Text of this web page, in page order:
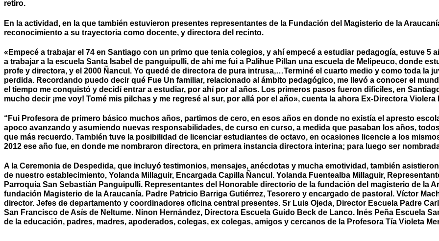
retiro.
En la actividad, en la que también estuvieron presentes representantes de la Fundación del Magisterio de la
reconocimiento a su trayectoria como docente, y directora del recinto.
«Empecé a trabajar el 74 en Santiago con un primo que tenia colegios, y ahí empecé a estudiar pedagogía, estuve 5
a trabajar a la escuela Santa Isabel de panguipulli, de ahí me fui a Palihue Pillan una escuela de Melipeuco, donde
profe y directora, y el 2000 Ñancul. Yo quedé de directora de pura intrusa,…Terminé el cuarto medio y como toda la
perdida. Recordando puedo decir qué Fue Un familiar, relacionado al ámbito pedagógico, me llevó a conocer el
el tiempo me conquistó y decidí entrar a estudiar, por ahí por al años. Los primeros pasos fueron difíciles, en
mucho decir ¡me voy! Tomé mis pilchas y me regresé al sur, por allá por el año», cuenta la ahora Ex-Directora Violera
“Fui Profesora de primero básico muchos años, partimos de cero, en esos años en donde no existía el apresto
apoco avanzando y asumiendo nuevas responsabilidades, de curso en curso, a medida que pasaban los años,
que más recuerdo. También tuve la posibilidad de licenciar estudiantes de octavo, en ocasiones licencie a los
2012 ese año fue, en donde me nombraron directora, en primera instancia directora interina; para luego ser
A la Ceremonia de Despedida, que incluyó testimonios, mensajes, anécdotas y mucha emotividad, también
de nuestro establecimiento, Yolanda Millaguir, Encargada Capilla Ñancul. Yolanda Fuentealba Millaguir,
Parroquia San Sebastián Panguipulli. Representantes del Honorable directorio de la fundación del magisterio de la
fundación Magisterio de la Araucanía. Padre Patricio Barriga Gutiérrez, Tesorero y encargado de pastoral. Víctor
director. Jefes de departamento y coordinadores oficina central presentes. Sr Luis Ojeda, Director Escuela Padre
San Francisco de Asís de Neltume. Ninon Hernández, Directora Escuela Guido Beck de Lanco. Inés Peña Escuela
de la educación, padres, madres, apoderados, colegas, ex colegas, amigos y cercanos de la Profesora Tía Violeta